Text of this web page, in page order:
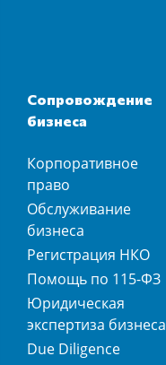
Сопровождение
бизнеса
Корпоративное
право
Обслуживание
бизнеса
Регистрация НКО
Помощь по 115-ФЗ
Юридическая
экспертиза бизнеса
Due Diligence